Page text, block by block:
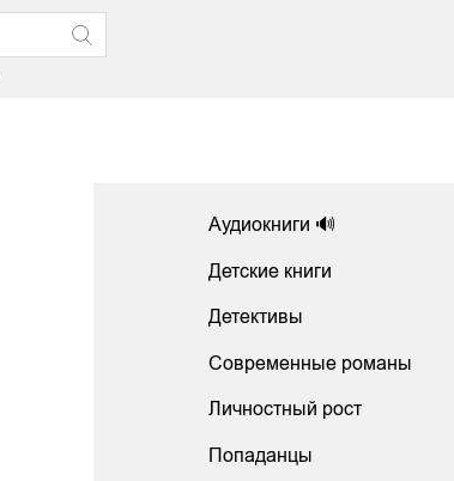
Аудиокниги 🔊
Детские книги
Детективы
Современные романы
Личностный рост
Попаданцы